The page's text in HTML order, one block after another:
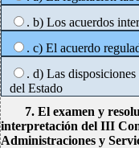
. b) Los acuerdos
. c) El acuerdo
. d) Las disposiciones
del Estado
7. El examen y
interpretación del III
Administraciones y